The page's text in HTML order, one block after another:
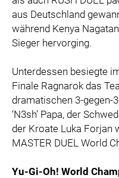
aus Deutschland
während Kenya
Sieger hervorging.
Unterdessen besiegte
Finale Ragnarok das
dramatischen 3-gegen-
‘N3sh’ Papa, der
der Kroate Luka Forjan
MASTER DUEL World
Yu-Gi-Oh! World